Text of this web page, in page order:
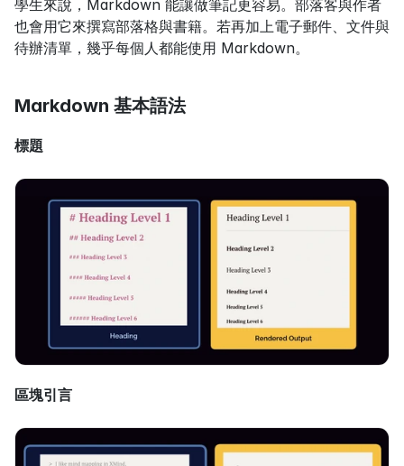
學生來說，Markdown 能讓做筆記更容易。部落客與作者
也會用它來撰寫部落格與書籍。若再加上電子郵件、文件與
待辦清單，幾乎每個人都能使用 Markdown。
Markdown 基本語法
標題
區塊引言